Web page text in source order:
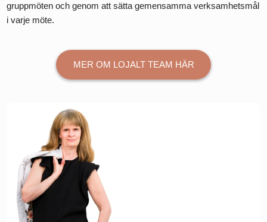
gruppmöten och genom att sätta gemensamma verksamhetsmål
i varje möte.
MER OM LOJALT TEAM HÄR